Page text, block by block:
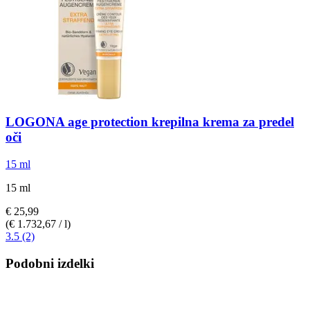
LOGONAage protection krepilna krema za predel
oči
15 ml
15 ml
€ 25,99
(€ 1.732,67 / l)
3.5 (2)
Podobni izdelki